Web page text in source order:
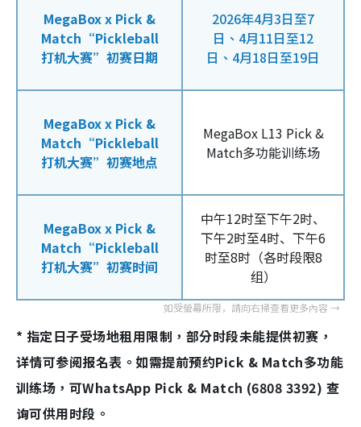
MegaBox x Pick &
Match“Pickleball
打机大赛”初赛日期
2026年4月3日至7
日、4月11日至12
日、4月18日至19日
MegaBox x Pick &
Match“Pickleball
打机大赛”初赛地点
MegaBox L13 Pick &
Match多功能训练场
MegaBox x Pick &
Match“Pickleball
打机大赛”初赛时间
中午12时至下午2时、
下午2时至4时、下午6
时至8时（各时段限8
组）
* 指定日子受场地租用限制，部分时段未能提供初赛，
详情可参阅报名表。如需提前预约Pick & Match多功能
训练场，可WhatsApp Pick & Match (6808 3392) 查
询可供用时段。